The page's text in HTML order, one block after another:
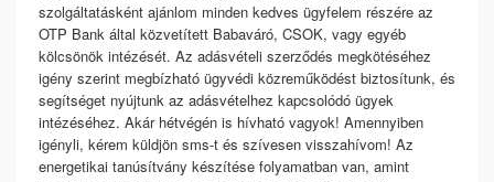
szolgáltatásként ajánlom minden kedves ügyfelem részére az
OTP Bank által közvetített Babaváró, CSOK, vagy egyéb
kölcsönök intézését. Az adásvételi szerződés megkötéséhez
igény szerint megbízható ügyvédi közreműködést biztosítunk, és
segítséget nyújtunk az adásvételhez kapcsolódó ügyek
intézéséhez. Akár hétvégén is hívható vagyok! Amennyiben
igényli, kérem küldjön sms-t és szívesen visszahívom! Az
energetikai tanúsítvány készítése folyamatban van, amint